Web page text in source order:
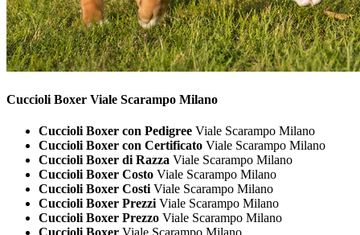
Cuccioli Boxer Viale Scarampo Milano
Cuccioli Boxer con Pedigree Viale Scarampo Milano
Cuccioli Boxer con Certificato Viale Scarampo Milano
Cuccioli Boxer di Razza Viale Scarampo Milano
Cuccioli Boxer Costo Viale Scarampo Milano
Cuccioli Boxer Costi Viale Scarampo Milano
Cuccioli Boxer Prezzi Viale Scarampo Milano
Cuccioli Boxer Prezzo Viale Scarampo Milano
Cuccioli Boxer Viale Scarampo Milano